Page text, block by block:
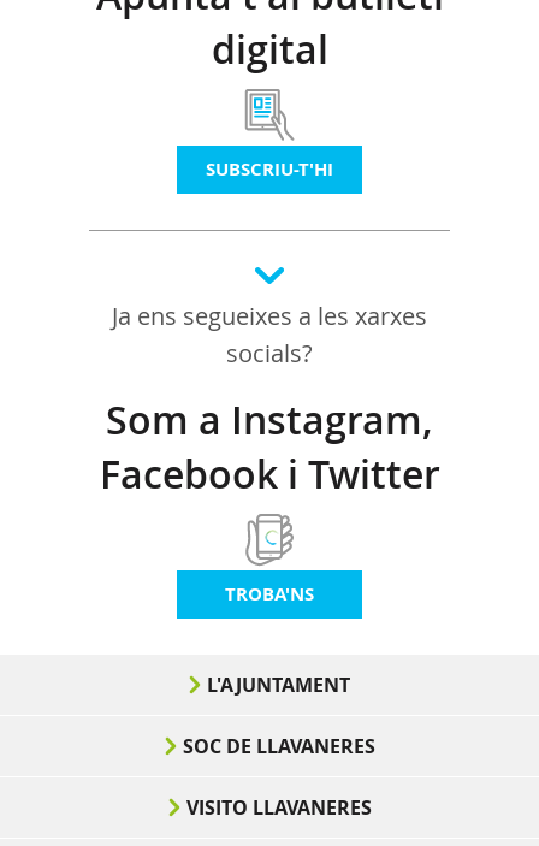
digital
SUBSCRIU-T'HI
Ja ens segueixes a les xarxes
socials?
Som a Instagram,
Facebook i Twitter
TROBA'NS
L'AJUNTAMENT
SOC DE LLAVANERES
VISITO LLAVANERES